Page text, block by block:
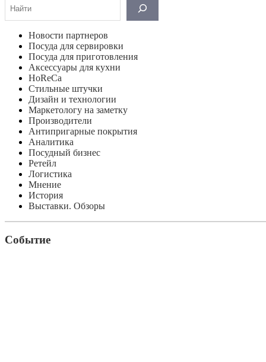
Новости партнеров
Посуда для сервировки
Посуда для приготовления
Аксессуары для кухни
HoReCa
Стильные штучки
Дизайн и технологии
Маркетологу на заметку
Производители
Антипригарные покрытия
Аналитика
Посудный бизнес
Ретейл
Логистика
Мнение
История
Выставки. Обзоры
Событие